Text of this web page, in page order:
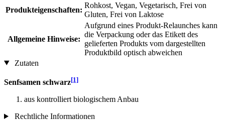
Produkteigenschaften:
Rohkost, Vegan, Vegetarisch, Frei von
Gluten, Frei von Laktose
Allgemeine Hinweise:
Aufgrund eines Produkt-Relaunches kann
die Verpackung oder das Etikett des
gelieferten Produkts vom dargestellten
Produktbild optisch abweichen
Zutaten
Senfsamen schwarz[1]
aus kontrolliert biologischem Anbau
Rechtliche Informationen